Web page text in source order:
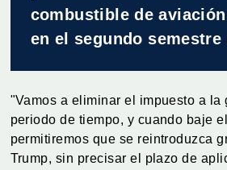
combustible de
en el segundo semestre
"Vamos a eliminar el impuesto a la
periodo de tiempo, y cuando baje
permitiremos que se reintroduzca
Trump, sin precisar el plazo de